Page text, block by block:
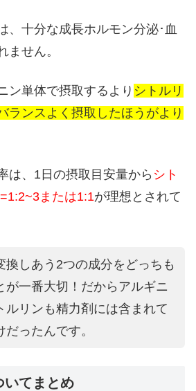
、十分な成長ホルモン分泌･血
ません。
ン単体で摂取するより シトルリ
ランスよく摂取したほうがより
は、1日の摂取目安量から シト
または1:1が理想とされて
換しあう2つの成分をどっちも
が一番大切！だからアルギニ
ルリンも精力剤には含まれて
だったんです。
いてまとめ